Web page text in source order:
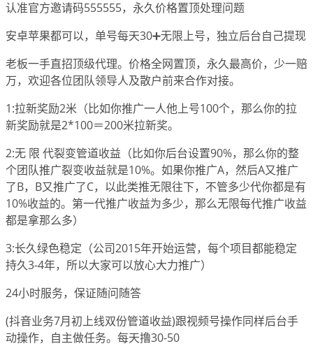
认准官方邀请码555555，永久价格置顶处理问题
安卓苹果都可以，单号每天30➕无限上号，独立后台自己提现
老板一手直招顶级代理。价格全网置顶，永久最高价，少一赔
万，欢迎各位团队领导人及散户前来合作对接。
1:拉新奖励2米（比如你推广一人他上号100个，那么你的拉
新奖励就是2*100＝200米拉新奖。
2:无 限 代裂变管道收益（比如你后台设置90%，那么你的整
个团队推广裂变收益就是10%。如果你推广A，然后A又推广
了B，B又推广了C，以此类推无限往下，不管多少代你都是有
10%收益的。第一代推广收益为多少，那么无限每代推广收益
都是拿那么多）
3:长久绿色稳定（公司2015年开始运营，每个项目都能稳定
持久3-4年，所以大家可以放心大力推广）
24小时服务，保证随问随答
(抖音业务7月初上线双份管道收益)跟视频号操作同样后台手
动操作，自主做任务。每天撸30-50